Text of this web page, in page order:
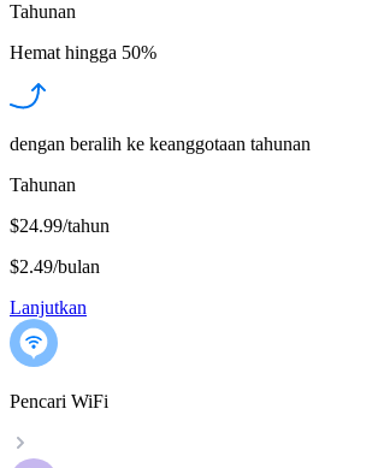
Tahunan
Hemat hingga 50%
dengan beralih ke keanggotaan tahunan
Tahunan
$24.99/tahun
$2.49/bulan
Lanjutkan
Pencari WiFi